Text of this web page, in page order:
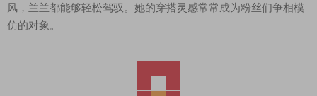
风，兰兰都能够轻松驾驭。她的穿搭灵感常常成为粉丝们争相模
仿的对象。